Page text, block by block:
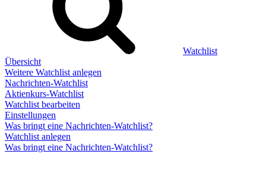
Watchlist
Übersicht
Weitere Watchlist anlegen
Nachrichten-Watchlist
Aktienkurs-Watchlist
Watchlist bearbeiten
Einstellungen
Was bringt eine Nachrichten-Watchlist?
Watchlist anlegen
Was bringt eine Nachrichten-Watchlist?